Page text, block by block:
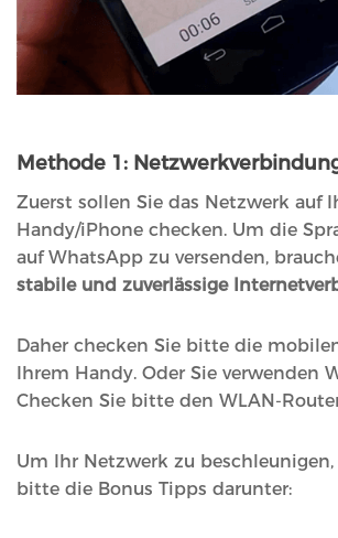
Methode 1:
Zuerst sollen Sie das Netzwerk auf
Handy/iPhone checken. Um die
auf WhatsApp zu versenden,
stabile und zuverlässige
Daher checken Sie bitte die
Ihrem Handy. Oder Sie verwenden
Checken Sie bitte den WLAN-
Um Ihr Netzwerk zu beschleunigen,
bitte die Bonus Tipps darunter: